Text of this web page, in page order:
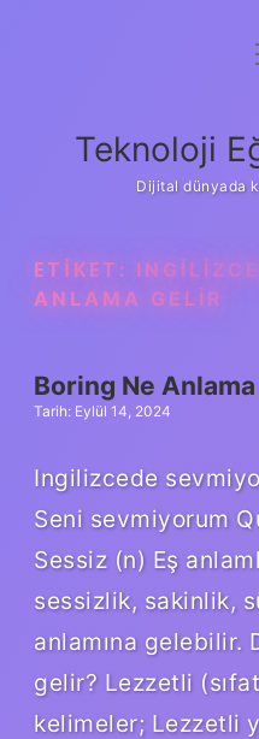
Teknoloji
Dijital dünyada
ETIKET:
ANLAMA GELIR
Boring Ne
Tarih: Eylül 14, 2024
Ingilizcede
Seni sevmiyorum
Sessiz (n) Eş
sessizlik, sakinlik,
anlamına gelebilir.
gelir? Lezzetli
kelimeler; Lezzetli